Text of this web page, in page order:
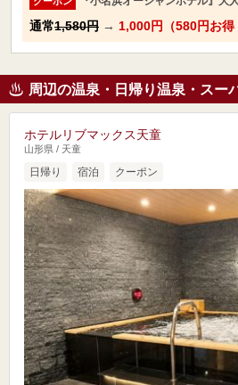
通常1,580円 → 1,000円（580円お得
周辺の温泉・日帰り温泉・スー
ホテルリブマックス天童
山形県 / 天童
日帰り 宿泊 クーポン